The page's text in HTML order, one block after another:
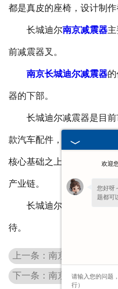
都是真皮的座椅，设计制作
长城迪尔南京减震器
前减震器叉。
南京长城迪尔减震器
器的下部。
长城迪尔减震器是目前
款汽车配件，是在汽配标准
核心基础之上，打造出的全
产业链。
长城迪尔减震器的爆发
待。
上一条：南京长城风骏3减
下一条：南京长城风骏5
欢迎
您好呀
题都可